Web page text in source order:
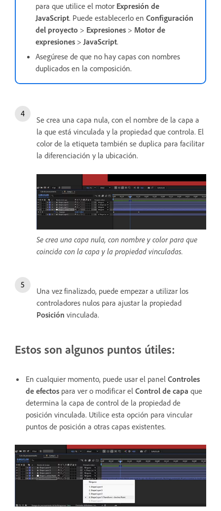
para que utilice el motor Expresión de
JavaScript. Puede establecerlo en Configuración
del proyecto > Expresiones > Motor de
expresiones >JavaScript.
Asegúrese de que no hay capas con nombres
duplicados en la composición.
Se crea una capa nula, con el nombre de la capa a
la que está vinculada y la propiedad que controla. El
color de la etiqueta también se duplica para facilitar
la diferenciación y la ubicación.
Se crea una capa nula, con nombre y color para que
coincida con la capa y la propiedad vinculadas.
Una vez finalizado, puede empezar a utilizar los
controladores nulos para ajustar la propiedad
Posición vinculada.
Estos son algunos puntos útiles:
En cualquier momento, puede usar el panel Controles
de efectos para ver o modificar el Control de capa que
determina la capa de control de la propiedad de
posición vinculada. Utilice esta opción para vincular
puntos de posición a otras capas existentes.